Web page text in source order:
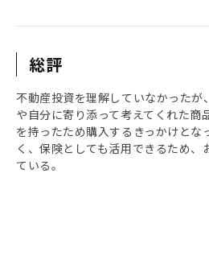
総評
不動産投資を理解していなかったが
や自分に寄り添って考えてくれた商
を持ったため購入するきっかけとな
く、保険としても活用できるため、
ている。